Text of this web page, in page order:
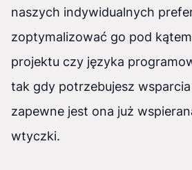
naszych indywidualnych
zoptymalizować go pod kątem
projektu czy języka
tak gdy potrzebujesz wsparcia
zapewne jest ona już
wtyczki.